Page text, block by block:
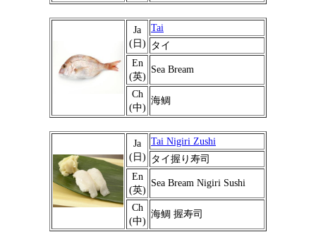
Ja
(日)
Tai
タイ
En
(英)
Sea Bream
Ch
(中)
海鲷
Ja
(日)
Tai Nigiri Zushi
タイ握り寿司
En
(英)
Sea Bream Nigiri Sushi
Ch
(中)
海鲷 握寿司